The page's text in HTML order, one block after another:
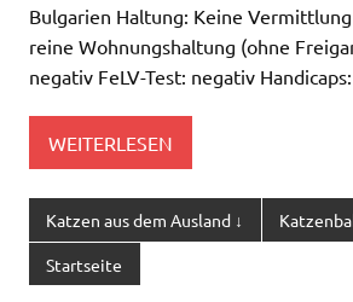
Bulgarien Haltung: Keine
reine Wohnungshaltung (ohne
negativ FeLV-Test: negativ
WEITERLESEN
Katzen aus dem Ausland ↓
Startseite